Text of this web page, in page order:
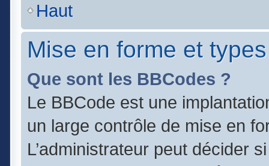
Haut
Mise en forme et
Que sont les BBCodes ?
Le BBCode est une
un large contrôle de mise en
L’administrateur peut décider